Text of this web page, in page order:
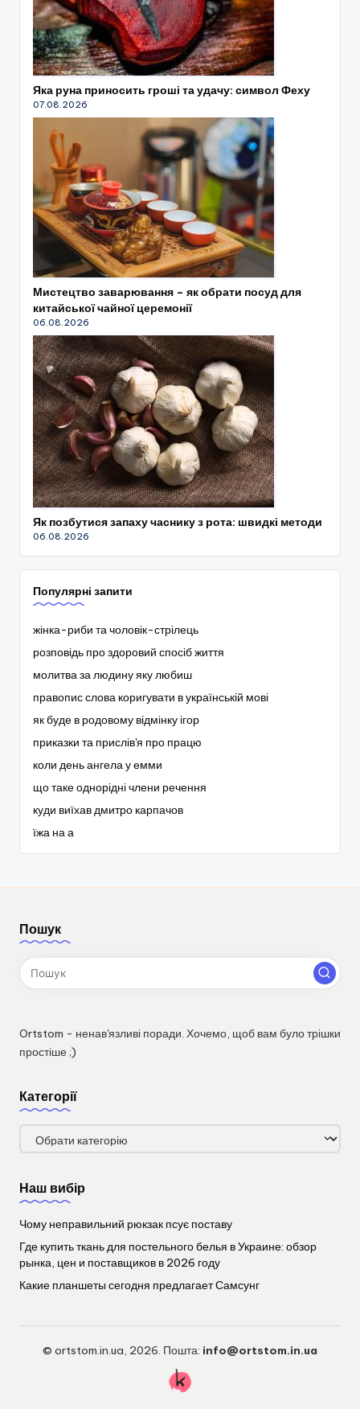
Яка руна приносить гроші та удачу: символ Феху
07.08.2026
Мистецтво заварювання – як обрати посуд для
китайської чайної церемонії
06.08.2026
Як позбутися запаху часнику з рота: швидкі методи
06.08.2026
Популярні запити
жінка-риби та чоловік-стрілець
розповідь про здоровий спосіб життя
молитва за людину яку любиш
правопис слова коригувати в українській мові
як буде в родовому відмінку ігор
приказки та прислів'я про працю
коли день ангела у емми
що таке однорідні члени речення
куди виїхав дмитро карпачов
їжа на а
Пошук
Ortstom - ненав'язливі поради. Хочемо, щоб вам було трішки
простіше ;)
Категорії
Категорії
Наш вибір
Чому неправильний рюкзак псує поставу
Где купить ткань для постельного белья в Украине: обзор
рынка, цен и поставщиков в 2026 году
Какие планшеты сегодня предлагает Самсунг
© ortstom.in.ua, 2026. Пошта: info@ortstom.in.ua